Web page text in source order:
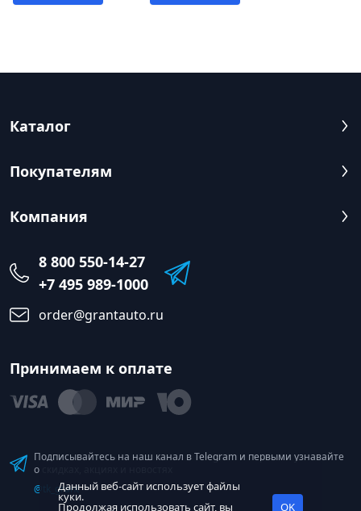
Каталог
Покупателям
Компания
8 800 550-14-27
+7 495 989-1000
order@grantauto.ru
Принимаем к оплате
Подписывайтесь на наш канал в Telegram и первыми узнавайте
о скидках, акциях и новостях
@tk_grantДанный веб-сайт использует файлы
куки.
Продолжая использовать сайт, вы OK